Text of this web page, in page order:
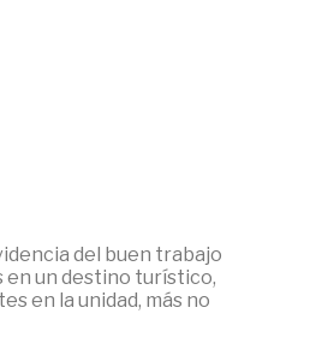
del buen trabajo
en un destino turístico,
en la unidad, más no